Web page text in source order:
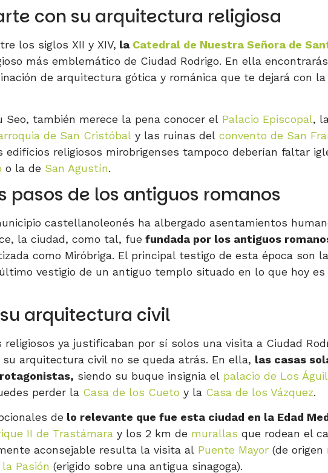
con su arquitectura religiosa
los siglos XII y XIV, la Catedral de Nuestra Señora de
más emblemático de Ciudad Rodrigo. En ella
de arquitectura gótica y románica que te dejará con la
Seo, también merece la pena conocer el Palacio Episcopal,
de San Cristóbal y las ruinas del convento de San
religiosos mirobrigenses tampoco deberían faltar
o la de San Agustín.
pasos de los antiguos romanos
castellanoleonés ha albergado asentamientos
la ciudad, como tal, fue fundada por los antiguos
como Miróbriga. El principal testigo de esta época son
vestigio de un antiguo templo situado en lo que hoy es
arquitectura civil
religiosos ya justificaban por sí solos una visita a Ciudad
su arquitectura civil no se queda atrás. En ella, las casas
siendo su buque insignia el palacio de Los
perder la Casa de los Cueto y la Casa de los Vázquez.
de lo relevante que fue esta ciudad en la Edad
II de Trastámara y los 2 km de murallas que rodean el
aconsejable resulta la visita al Puente Mayor (de origen
Pasión (erigido sobre una antigua sinagoga).